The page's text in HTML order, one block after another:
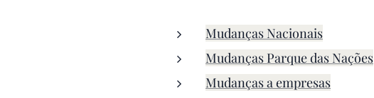
Mudanças Nacionais
Mudanças Parque das Nações
Mudanças a empresas